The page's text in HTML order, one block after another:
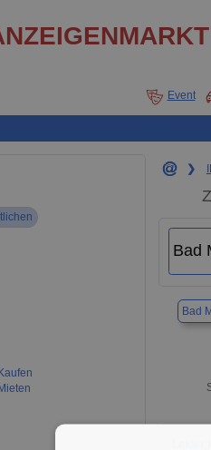
Event
❯
Bad